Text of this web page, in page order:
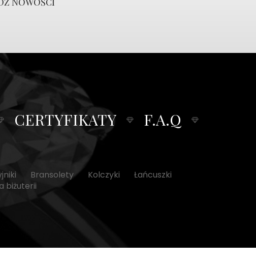
CERTYFIKATY
F.A.Q
Bransolety Kolczyki
Łańcuszki
biżuterii